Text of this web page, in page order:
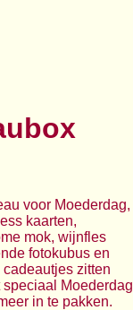
voor Moederdag,
kaarten,
mok, wijnfles
fotokubus en
zitten
Moederdag
in te pakken.